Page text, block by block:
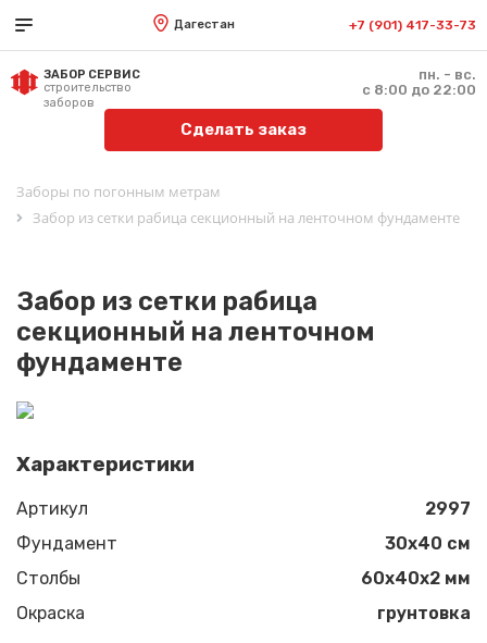
Дагестан +7 (901) 417-33-73
ЗАБОР СЕРВИС
строительство
заборов
пн. - вс.
с 8:00 до 22:00
Сделать заказ
Заборы по погонным метрам
Забор из сетки рабица секционный на ленточном фундаменте
Забор из сетки рабица
секционный на ленточном
фундаменте
Характеристики
Артикул
2997
Фундамент
30x40 см
Столбы
60х40х2 мм
Окраска
грунтовка